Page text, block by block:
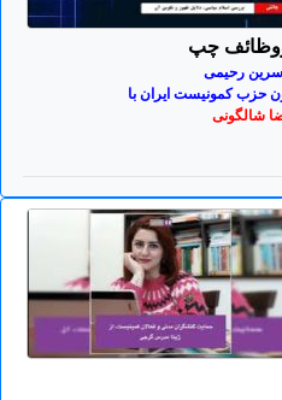
ووظائف چپ
رحیمی
حزب کمونیست ایران با
شالگونی